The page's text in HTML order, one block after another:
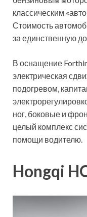
классическим
Стоимость
за единственную
В оснащение
электрическая
подогревом,
ног, боковые и
целый комплекс
помощи водителю.
Hongqi